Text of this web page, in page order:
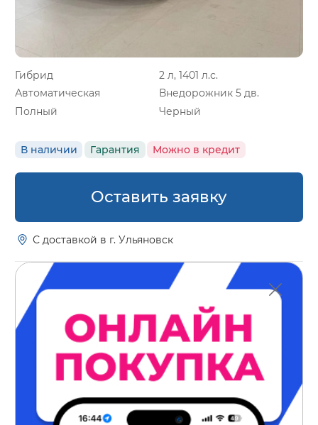
Гибрид
2 л, 1401 л.с.
Автоматическая
Внедорожник 5 дв.
Полный
Черный
В наличии Гарантия Можно в кредит
Оставить заявку
С доставкой в г. Ульяновск